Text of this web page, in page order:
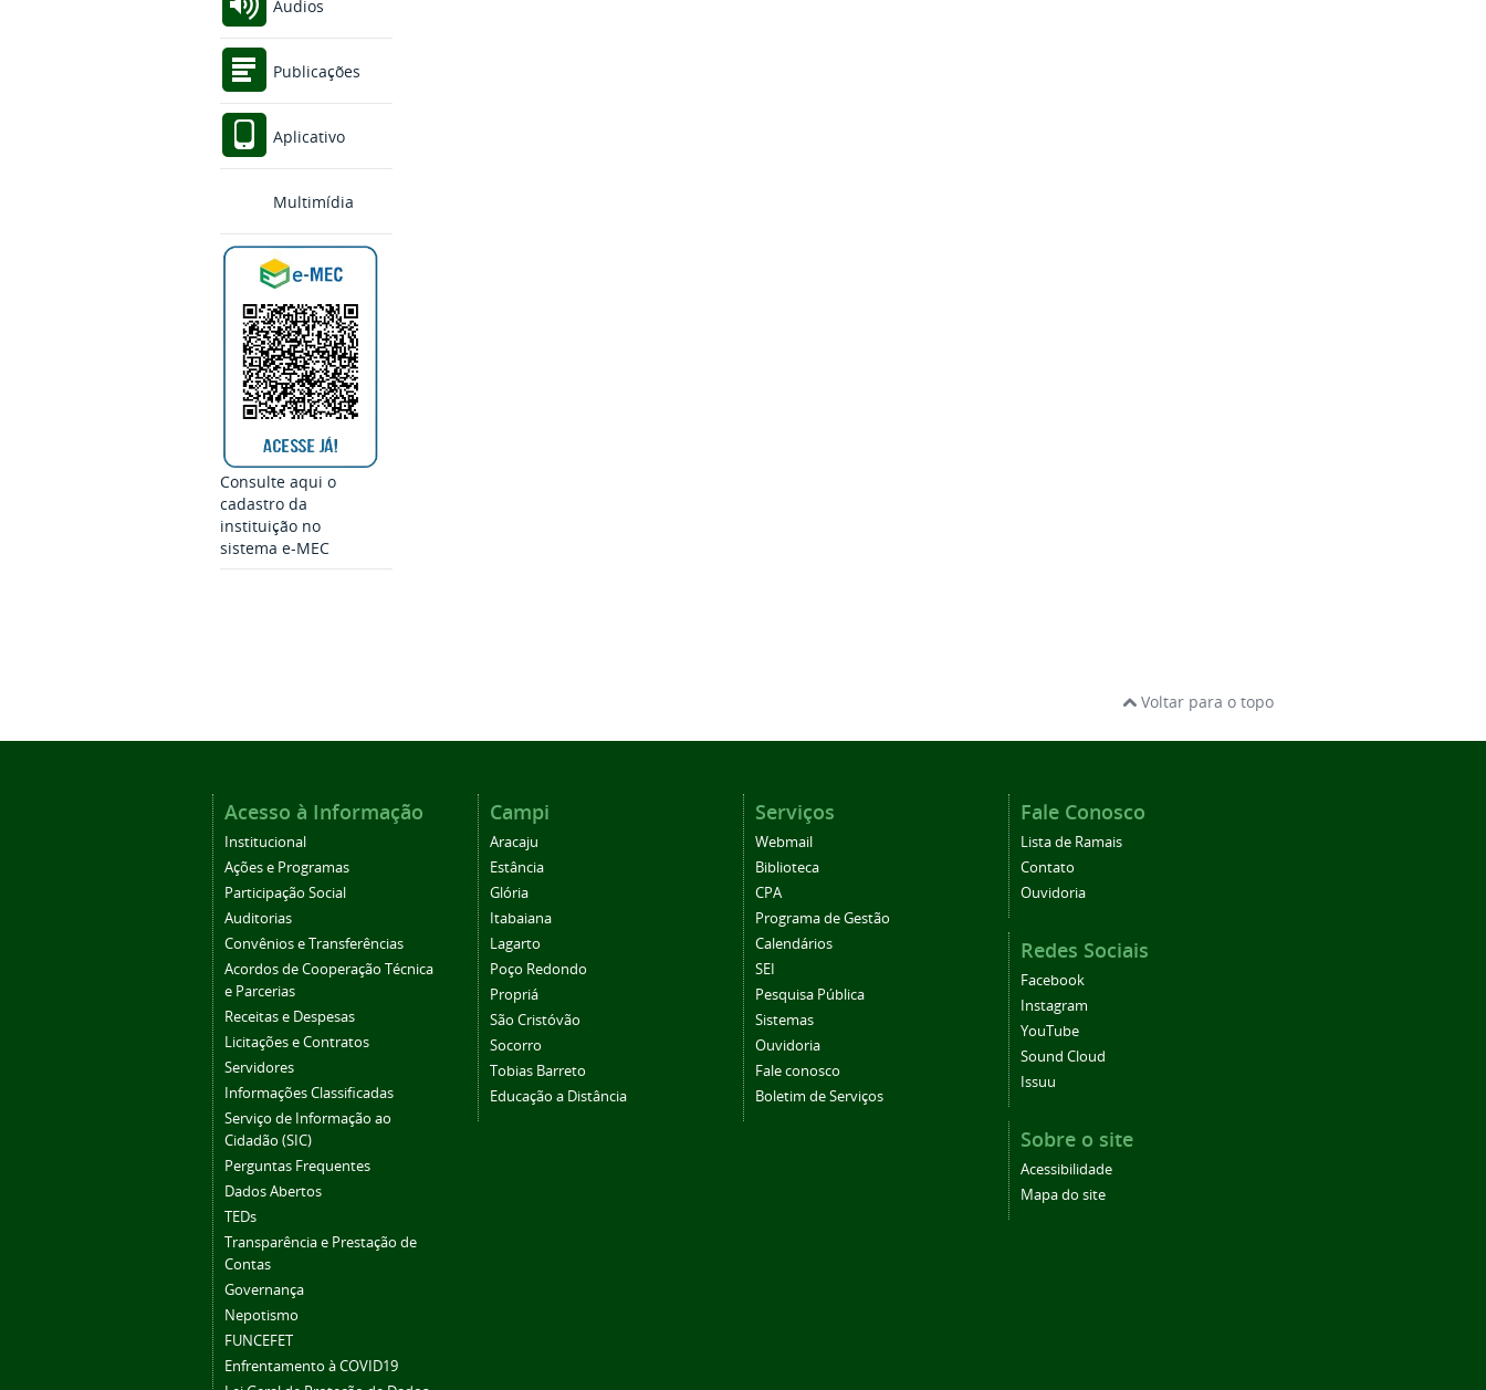
Áudios
Publicações
Aplicativo
Multimídia
Consulte aqui o
cadastro da
instituição no
sistema e-MEC
Voltar para o topo
Acesso à Informação
Institucional
Ações e Programas
Participação Social
Auditorias
Convênios e Transferências
Acordos de Cooperação Técnica
e Parcerias
Receitas e Despesas
Licitações e Contratos
Servidores
Informações Classificadas
Serviço de Informação ao
Cidadão (SIC)
Perguntas Frequentes
Dados Abertos
TEDs
Transparência e Prestação de
Contas
Governança
Nepotismo
FUNCEFET
Enfrentamento à COVID19
Campi
Aracaju
Estância
Glória
Itabaiana
Lagarto
Poço Redondo
Propriá
São Cristóvão
Socorro
Tobias Barreto
Educação a Distância
Serviços
Webmail
Biblioteca
CPA
Programa de Gestão
Calendários
SEI
Pesquisa Pública
Sistemas
Ouvidoria
Fale conosco
Boletim de Serviços
Fale Conosco
Lista de Ramais
Contato
Ouvidoria
Redes Sociais
Facebook
Instagram
YouTube
Sound Cloud
Issuu
Sobre o site
Acessibilidade
Mapa do site